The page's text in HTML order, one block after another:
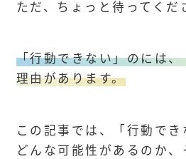
ただ、ちょっと待ってくだ
「行動できない」のには
理由があります。
この記事では、「行動で
どんな可能性があるのか